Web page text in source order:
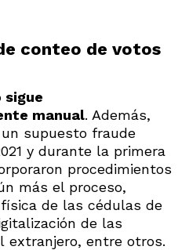
conteo de votos
sigue
manual. Además,
supuesto fraude
y durante la primera
procedimientos
más el proceso,
de las cédulas de
de las
extranjero, entre otros.